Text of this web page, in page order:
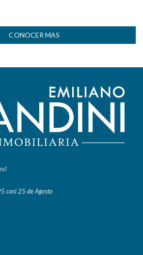
CONOCER MAS
casi 25 de Agosto